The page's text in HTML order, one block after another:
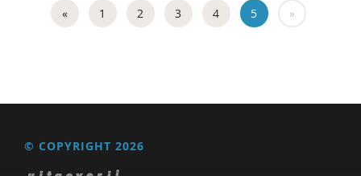
« 1 2 3 4 5 »
© COPYRIGHT 2026